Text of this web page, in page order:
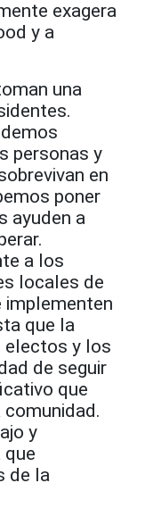
exagera
y a
una
personas y
en
poner
ayuden a
a los
locales de
implementen
que la
electos y los
de seguir
que
y
que
de la